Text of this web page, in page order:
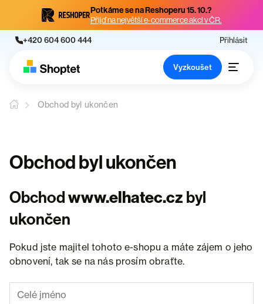
Potkáme se na Reshoperu 15. 10.?
Přijď na největší e-commerce akci v ČR.
+420 604 600 444 Přihlásit
Vyzkoušet
Obchod byl ukončen
Obchod byl ukončen
Obchodwww.elhatec.cz byl
ukončen
Pokud jste majitel tohoto e-shopu a máte zájem o jeho
obnovení, tak se na nás prosím obraťte.